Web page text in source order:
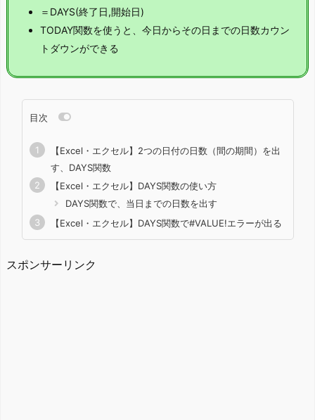
＝DAYS(終了日,開始日)
TODAY関数を使うと、今日からその日までの日数カウン
トダウンができる
目次
【Excel・エクセル】2つの日付の日数（間の期間）を出
す、DAYS関数
【Excel・エクセル】DAYS関数の使い方
DAYS関数で、当日までの日数を出す
【Excel・エクセル】DAYS関数で#VALUE!エラーが出る
スポンサーリンク